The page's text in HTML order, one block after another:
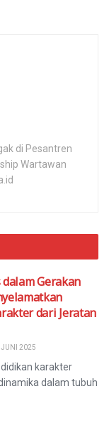
di Pesantren
Wartawan
Gerakan
dari Jeratan
JUNI 2025
karakter
dalam tubuh